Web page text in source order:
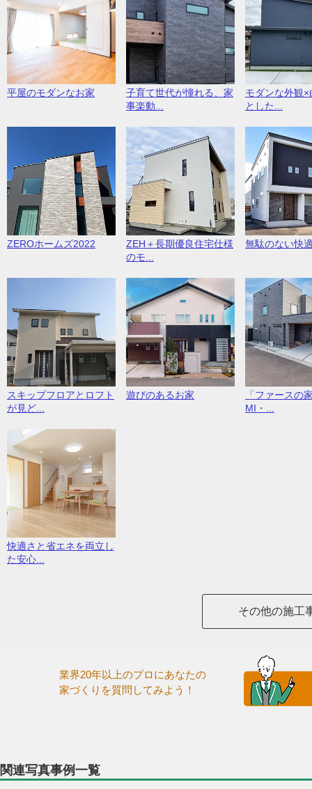
平屋のモダンなお家
子育て世代が憧れる、家
事楽動...
モダンな外観×
とした...
ZEROホームズ2022
ZEH＋長期優良住宅仕様
のモ...
無駄のない快
スキップフロアとロフト
が見ど...
遊びのあるお家
「ファースの
MI・...
快適さと省エネを両立し
た安心...
その他の施工
業界20年以上のプロにあなたの
家づくりを質問してみよう！
関連写真事例一覧